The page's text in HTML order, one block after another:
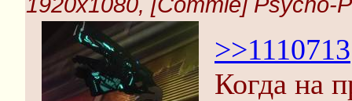
>>1110713
Когда на